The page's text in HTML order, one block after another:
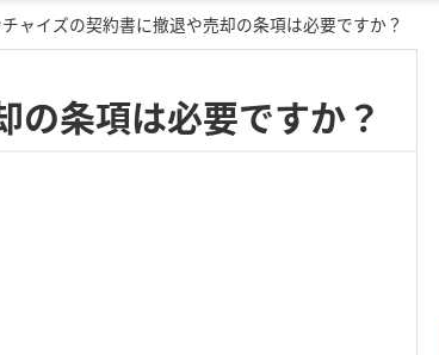
ャイズの契約書に撤退や売却の条項は必要ですか？
の条項は必要ですか？